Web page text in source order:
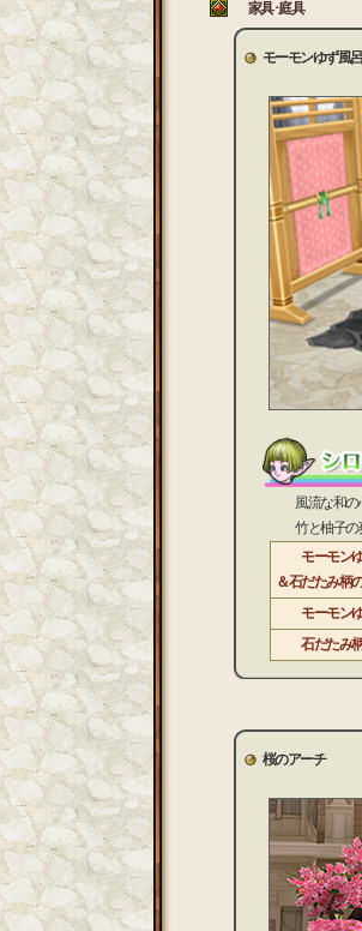
家具･庭具
モーモンゆず風
風流な和の心
竹と柚子の爽
モーモン
＆石だたみ柄
モーモン
石だたみ
桜のアーチ